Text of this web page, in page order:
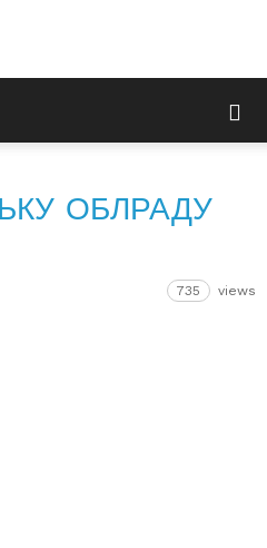
ОБЛРАДУ
735 views